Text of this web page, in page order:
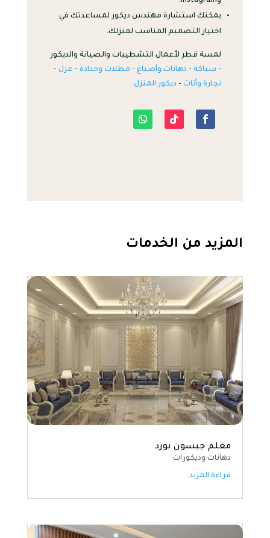
يمكنك استشارة مهندس ديكور لمساعدتك في
اختيار التصميم المناسب لمنزلك.
لمسة قطر لأعمال التشطيبات والصيانة والديكور
- سباكة- دهانات وأصباغ- مظلات وحدادة- عزل-
نجارة وأثاث- ديكور المنزل
المزيد من الخدمات
معلم جبسون بورد
دهانات وديكورات
قراءة المزيد